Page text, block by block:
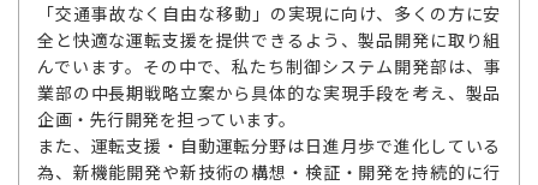
「交通事故なく自由な移動」の実現に向け、多くの方に安
全と快適な運転支援を提供できるよう、製品開発に取り組
んでいます。その中で、私たち制御システム開発部は、事
業部の中長期戦略立案から具体的な実現手段を考え、製品
企画・先行開発を担っています。
また、運転支援・自動運転分野は日進月歩で進化している
為、新機能開発や新技術の構想・検証・開発を持続的に行